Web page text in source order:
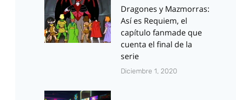
Dragones y Mazmorras:
Así es Requiem, el
capítulo fanmade que
cuenta el final de la
serie
Diciembre 1, 2020